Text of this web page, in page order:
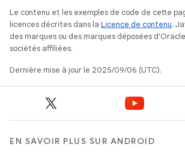
Le contenu et les exemples de code de cette
licences décrites dans la Licence de contenu.
des marques ou des marques déposées
sociétés affiliées.
Dernière mise à jour le 2025/09/06 (UTC).
EN SAVOIR PLUS SUR ANDROID